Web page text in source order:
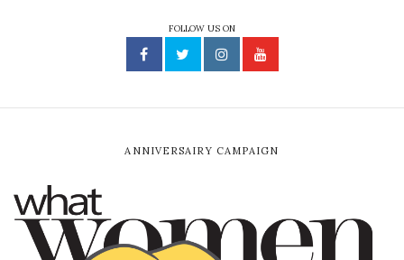
FOLLOW US ON
ANNIVERSAIRY CAMPAIGN